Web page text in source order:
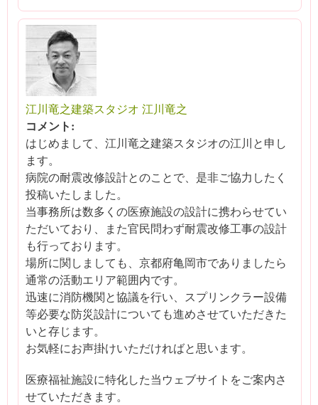
江川竜之建築スタジオ 江川竜之
コメント:
はじめまして、江川竜之建築スタジオの江川と申し
ます。
病院の耐震改修設計とのことで、是非ご協力したく
投稿いたしました。
当事務所は数多くの医療施設の設計に携わらせてい
ただいており、また官民問わず耐震改修工事の設計
も行っております。
場所に関しましても、京都府亀岡市でありましたら
通常の活動エリア範囲内です。
迅速に消防機関と協議を行い、スプリンクラー設備
等必要な防災設計についても進めさせていただきた
いと存じます。
お気軽にお声掛けいただければと思います。
医療福祉施設に特化した当ウェブサイトをご案内さ
せていただきます。